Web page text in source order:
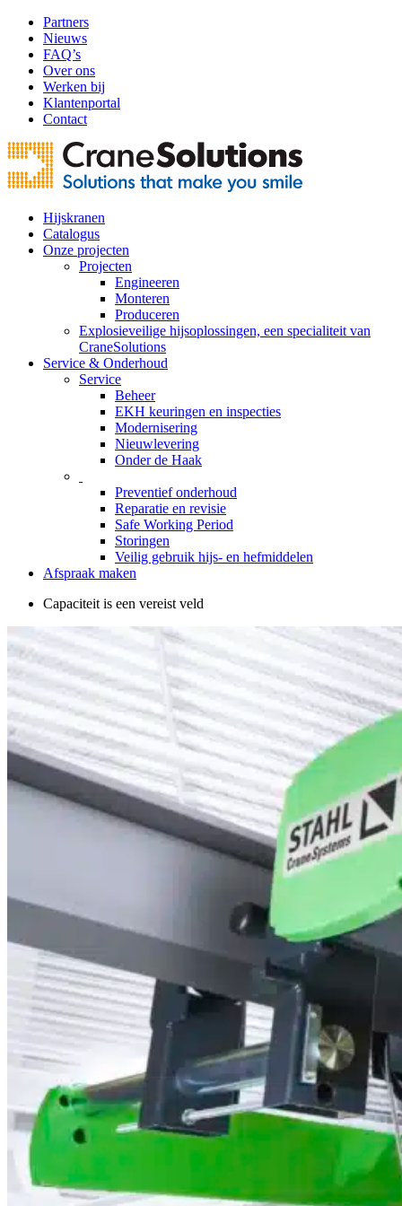
Partners
Nieuws
FAQ’s
Over ons
Werken bij
Klantenportal
Contact
Hijskranen
Catalogus
Onze projecten
Projecten
Engineeren
Monteren
Produceren
Explosieveilige hijsoplossingen, een specialiteit van
CraneSolutions
Service & Onderhoud
Service
Beheer
EKH keuringen en inspecties
Modernisering
Nieuwlevering
Onder de Haak
Preventief onderhoud
Reparatie en revisie
Safe Working Period
Storingen
Veilig gebruik hijs- en hefmiddelen
Afspraak maken
Capaciteit is een vereist veld